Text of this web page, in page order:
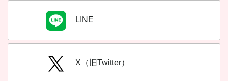
LINE
X（旧Twitter）